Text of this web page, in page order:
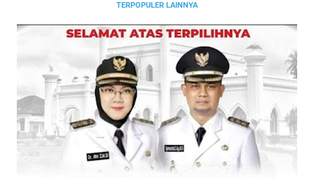
TERPOPULER LAINNYA